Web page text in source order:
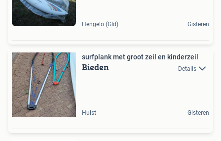
Hengelo (Gld) Gisteren
surfplank met groot zeil en kinderzeil
Bieden Details
Hulst Gisteren